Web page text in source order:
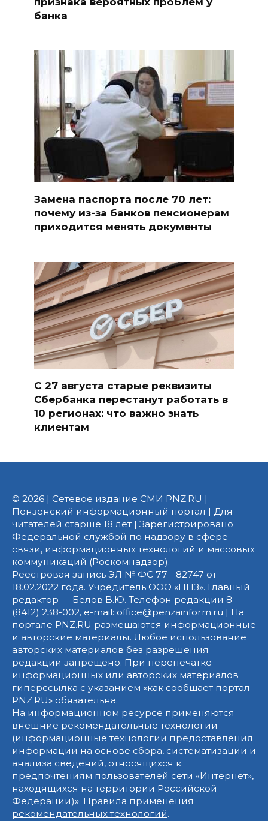
банка
Замена паспорта после 70 лет:
почему из-за банков пенсионерам
приходится менять документы
С 27 августа старые реквизиты
Сбербанка перестанут работать в
10 регионах: что важно знать
клиентам
© 2026 | Сетевое издание СМИ PNZ.RU |
Пензенский информационный портал | Для
читателей старше 18 лет | Зарегистрировано
Федеральной службой по надзору в сфере
связи, информационных технологий и массовых
коммуникаций (Роскомнадзор).
Реестровая запись ЭЛ № ФС 77 - 82747 от
18.02.2022 года. Учредитель ООО «ПНЗ». Главный
редактор — Белов В.Ю. Телефон редакции 8
(8412) 238-002, e-mail: office@penzainform.ru | На
портале PNZ.RU размещаются информационные
и авторские материалы. Любое использование
авторских материалов без разрешения
редакции запрещено. При перепечатке
информационных или авторских материалов
гиперссылка с указанием «как сообщает портал
PNZ.RU» обязательна.
На информационном ресурсе применяются
внешние рекомендательные технологии
(информационные технологии предоставления
информации на основе сбора, систематизации и
анализа сведений, относящихся к
предпочтениям пользователей сети «Интернет»,
находящихся на территории Российской
Федерации)». Правила применения
рекомендательных технологий.